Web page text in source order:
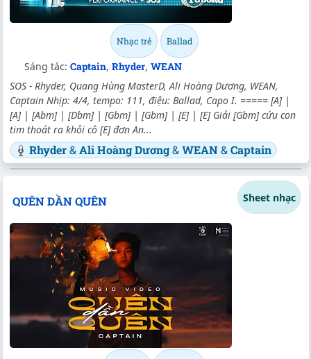
Nhạc trẻ Ballad
Sáng tác: Captain, Rhyder, WEAN
SOS - Rhyder, Quang Hùng MasterD, Ali Hoàng Dương, WEAN,
Captain Nhịp: 4/4, tempo: 111, điệu: Ballad, Capo I. ===== [A] |
[A] | [Abm] | [Dbm] | [Gbm] | [Gbm] | [E] | [E] Giải [Gbm] cứu con
tim thoát ra khỏi cô [E] đơn An...
Rhyder&Ali Hoàng Dương&WEAN&Captain
QUÊN DẦN QUÊN Sheet nhạc